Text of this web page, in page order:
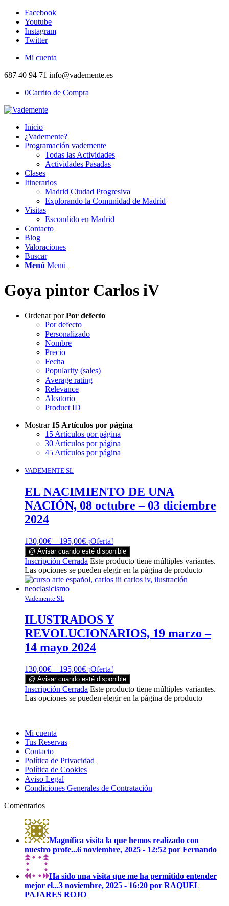
Facebook
Youtube
Instagram
Twitter
Mi cuenta
687 40 94 71 info@vademente.es
0Carrito de Compra
Inicio
¿Vademente?
Programación vademente
Todas las Actividades
Actividades Pasadas
Clases
Itinerarios
Madrid Ciudad Progresiva
Explorando la Comunidad de Madrid
Visitas
Escondido en Madrid
Contacto
Blog
Valoraciones
Buscar
Menú Menú
Goya pintor Carlos iV
Ordenar porPor defecto
Por defecto
Personalizado
Nombre
Precio
Fecha
Popularity (sales)
Average rating
Relevance
Aleatorio
Product ID
Mostrar 15 Artículos por página
15 Artículos por página
30 Artículos por página
45 Artículos por página
VADEMENTE SL
EL NACIMIENTO DE UNA
NACIÓN, 08 octubre – 03 diciembre
2024
130,00€ – 195,00€ ¡Oferta!
@ Avisar cuando esté disponible
Inscripción Cerrada Este producto tiene múltiples variantes.
Las opciones se pueden elegir en la página de producto
Vademente SL
ILUSTRADOS Y
REVOLUCIONARIOS, 19 marzo –
14 mayo 2024
130,00€ – 195,00€ ¡Oferta!
@ Avisar cuando esté disponible
Inscripción Cerrada Este producto tiene múltiples variantes.
Las opciones se pueden elegir en la página de producto
Mi cuenta
Tus Reservas
Contacto
Política de Privacidad
Política de Cookies
Aviso Legal
Condiciones Generales de Contratación
Comentarios
Magnífica visita la que hemos realizado con
nuestro profe...6 noviembre, 2025 - 12:52 por Fernando
Ha sido una visita que me ha permitido entender
mejor el...3 noviembre, 2025 - 16:20 por RAQUEL
PAJARES ROJO